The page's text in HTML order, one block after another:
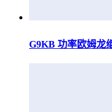
G9KB 功率欧姆龙